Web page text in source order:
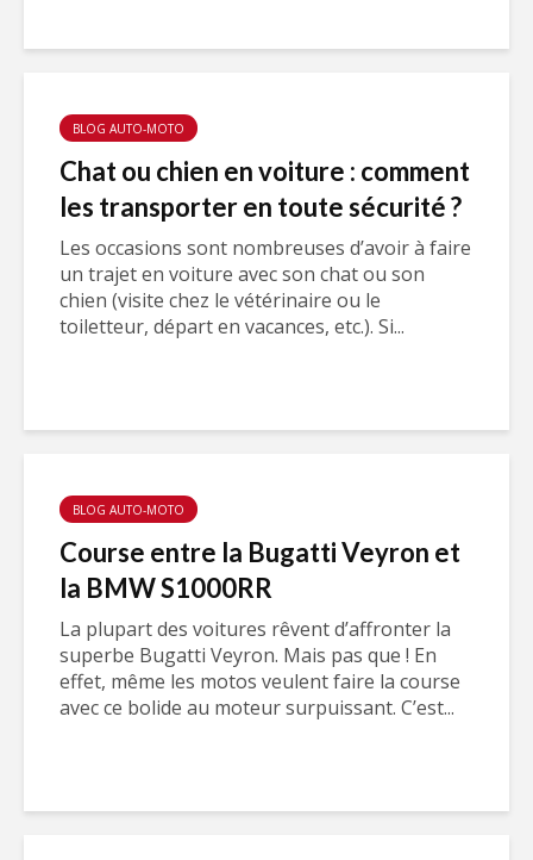
BLOG AUTO-MOTO
Chat ou chien en voiture : comment
les transporter en toute sécurité ?
Les occasions sont nombreuses d’avoir à faire
un trajet en voiture avec son chat ou son
chien (visite chez le vétérinaire ou le
toiletteur, départ en vacances, etc.). Si...
BLOG AUTO-MOTO
Course entre la Bugatti Veyron et
la BMW S1000RR
La plupart des voitures rêvent d’affronter la
superbe Bugatti Veyron. Mais pas que ! En
effet, même les motos veulent faire la course
avec ce bolide au moteur surpuissant. C’est...